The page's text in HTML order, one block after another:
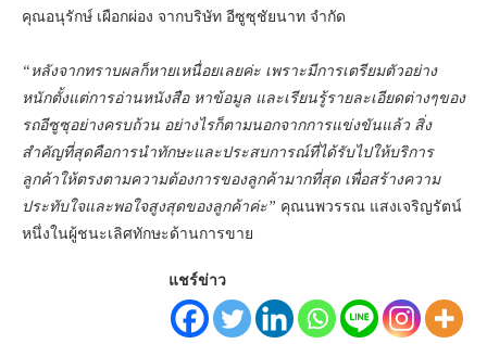
คุณอนุรักษ์ เผือกผ่อง จากบริษัท อีซูซุชัยนาท จำกัด
“หลังจากทราบผลก็หายเหนื่อยเลยค่ะ เพราะมีการเตรียมตัวอย่าง
หนักตั้งแต่การอ่านหนังสือ หาข้อมูล และเรียนรู้รายละเอียดต่างๆของ
รถอีซูซุอย่างครบถ้วน อย่างไรก็ตามนอกจากการแข่งขันแล้ว สิ่ง
สำคัญที่สุดคือการนำทักษะและประสบการณ์ที่ได้รับไปให้บริการ
ลูกค้าให้ตรงตามความต้องการของลูกค้ามากที่สุด เพื่อสร้างความ
ประทับใจและพอใจสูงสุดของลูกค้าค่ะ” คุณนพวรรณ แสงเจริญรัตน์
หนึ่งในผู้ชนะเลิศทักษะด้านการขาย
แชร์ข่าว